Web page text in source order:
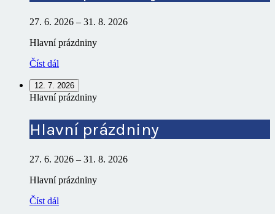
27. 6. 2026 – 31. 8. 2026
Hlavní prázdniny
Číst dál
12. 7. 2026
Hlavní prázdniny
Hlavní prázdniny
27. 6. 2026 – 31. 8. 2026
Hlavní prázdniny
Číst dál